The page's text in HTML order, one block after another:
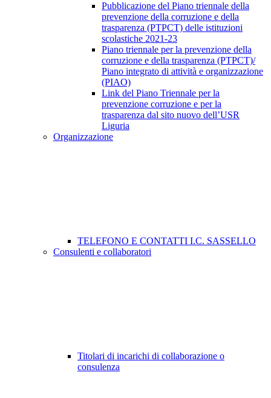
Pubblicazione del Piano triennale della
prevenzione della corruzione e della
trasparenza (PTPCT) delle istituzioni
scolastiche 2021-23
Piano triennale per la prevenzione della
corruzione e della trasparenza (PTPCT)/
Piano integrato di attività e organizzazione
(PIAO)
Link del Piano Triennale per la
prevenzione corruzione e per la
trasparenza dal sito nuovo dell’USR
Liguria
Organizzazione
TELEFONO E CONTATTI I.C. SASSELLO
Consulenti e collaboratori
Titolari di incarichi di collaborazione o
consulenza